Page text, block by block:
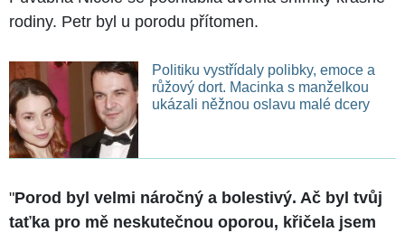
rodiny. Petr byl u porodu přítomen.
Politiku vystřídaly polibky, emoce a
růžový dort. Macinka s manželkou
ukázali něžnou oslavu malé dcery
"Porod byl velmi náročný a bolestivý. Ač byl tvůj
taťka pro mě neskutečnou oporou, křičela jsem